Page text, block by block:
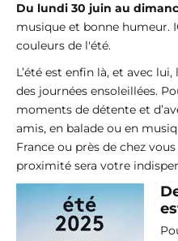
Du lundi 30 juin au
musique et bonne humeur.
couleurs de l'été.
L’été est enfin là, et avec
des journées ensoleillées.
moments de détente et
amis, en balade ou en
France ou près de chez
proximité sera votre